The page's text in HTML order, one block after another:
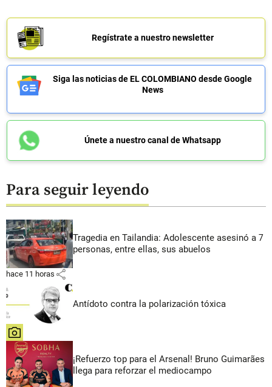
Regístrate a nuestro newsletter
Siga las noticias de EL COLOMBIANO desde Google
News
Únete a nuestro canal de Whatsapp
Para seguir leyendo
Tragedia en Tailandia: Adolescente asesinó a 7
personas, entre ellas, sus abuelos
hace 11 horas share
Antídoto contra la polarización tóxica
share
¡Refuerzo top para el Arsenal! Bruno Guimarães
llega para reforzar el mediocampo